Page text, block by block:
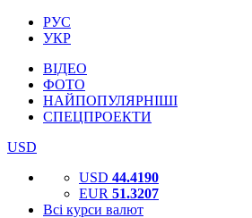
РУС
УКР
ВІДЕО
ФОТО
НАЙПОПУЛЯРНІШІ
СПЕЦПРОЕКТИ
USD
USD 44.4190
EUR 51.3207
Всі курси валют